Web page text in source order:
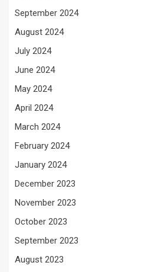
September 2024
August 2024
July 2024
June 2024
May 2024
April 2024
March 2024
February 2024
January 2024
December 2023
November 2023
October 2023
September 2023
August 2023